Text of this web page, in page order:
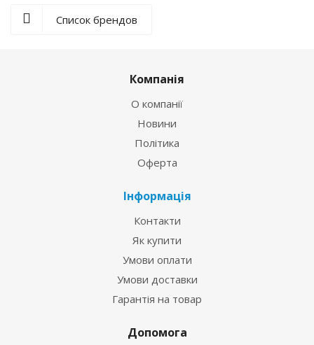
Список брендов
Компанія
О компанії
Новини
Політика
Оферта
Інформація
Контакти
Як купити
Умови оплати
Умови доставки
Гарантія на товар
Допомога